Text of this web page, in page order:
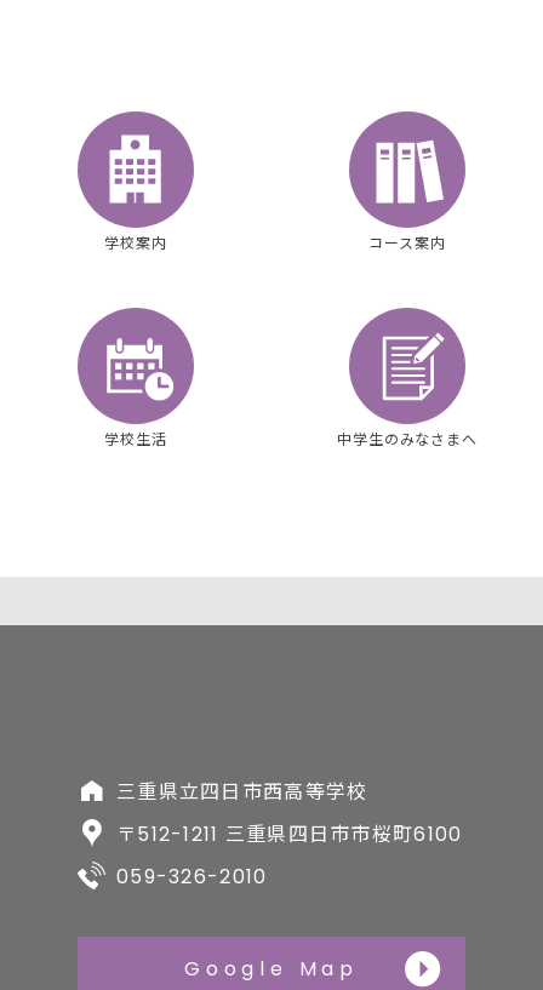
学校案内 コース案内
学校生活 中学生のみなさまへ
三重県立四日市西高等学校
〒512-1211 三重県四日市市桜町6100
059-326-2010
Google Map